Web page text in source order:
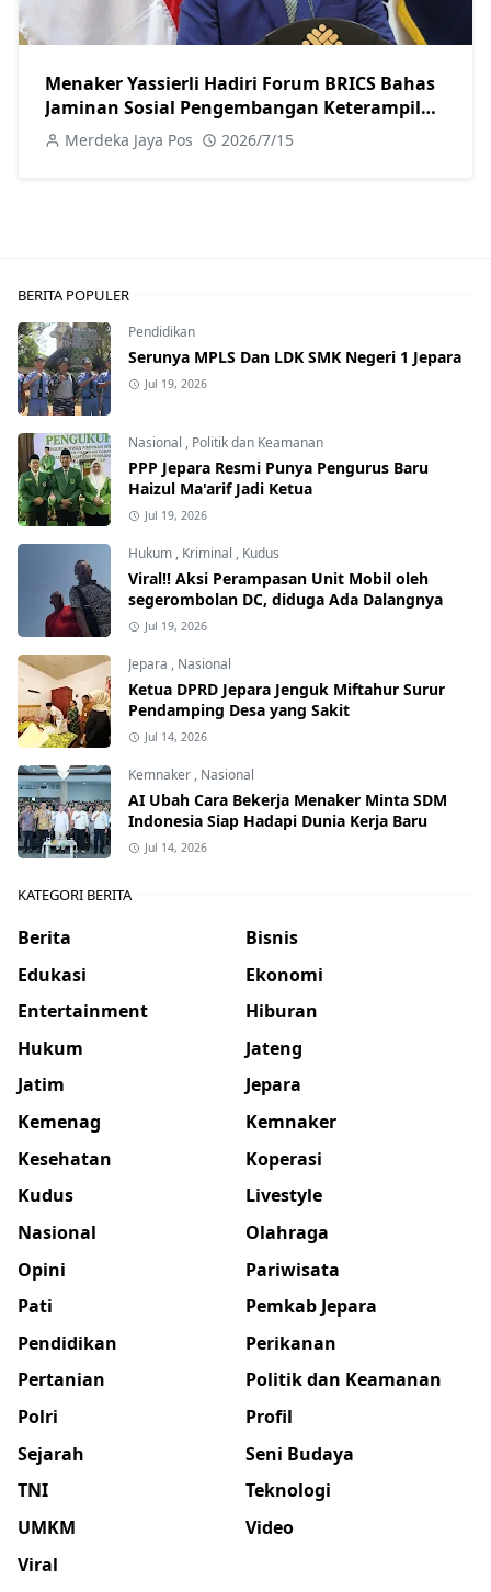
Menaker Yassierli Hadiri Forum BRICS Bahas
Jaminan Sosial Pengembangan Keterampilan
dan Dunia Kerja Digital
Merdeka Jaya Pos 2026/7/15
BERITA POPULER
Pendidikan
Serunya MPLS Dan LDK SMK Negeri 1 Jepara
Jul 19, 2026
Nasional , Politik dan Keamanan
PPP Jepara Resmi Punya Pengurus Baru
Haizul Ma'arif Jadi Ketua
Jul 19, 2026
Hukum , Kriminal , Kudus
Viral!! Aksi Perampasan Unit Mobil oleh
segerombolan DC, diduga Ada Dalangnya
Jul 19, 2026
Jepara , Nasional
Ketua DPRD Jepara Jenguk Miftahur Surur
Pendamping Desa yang Sakit
Jul 14, 2026
Kemnaker , Nasional
AI Ubah Cara Bekerja Menaker Minta SDM
Indonesia Siap Hadapi Dunia Kerja Baru
Jul 14, 2026
KATEGORI BERITA
Berita
Bisnis
Edukasi
Ekonomi
Entertainment
Hiburan
Hukum
Jateng
Jatim
Jepara
Kemenag
Kemnaker
Kesehatan
Koperasi
Kudus
Livestyle
Nasional
Olahraga
Opini
Pariwisata
Pati
Pemkab Jepara
Pendidikan
Perikanan
Pertanian
Politik dan Keamanan
Polri
Profil
Sejarah
Seni Budaya
TNI
Teknologi
UMKM
Video
Viral